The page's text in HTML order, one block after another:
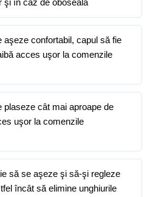
şi în caz de oboseală
aşeze confortabil, capul să fie
acces uşor la comenzile
plaseze cât mai aproape de
uşor la comenzile
să se aşeze şi să-şi regleze
încât să elimine unghiurile